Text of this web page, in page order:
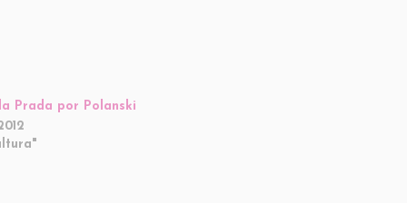
Prada por Polanski